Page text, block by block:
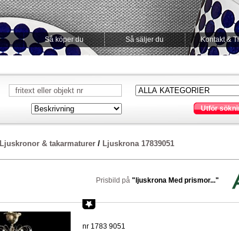
Så köper du Så säljer du Kontakt &
Utför
Ljuskronor & takarmaturer/ Ljuskrona 17839051
Prisbild på "ljuskrona Med prismor..."
nr 1783 9051